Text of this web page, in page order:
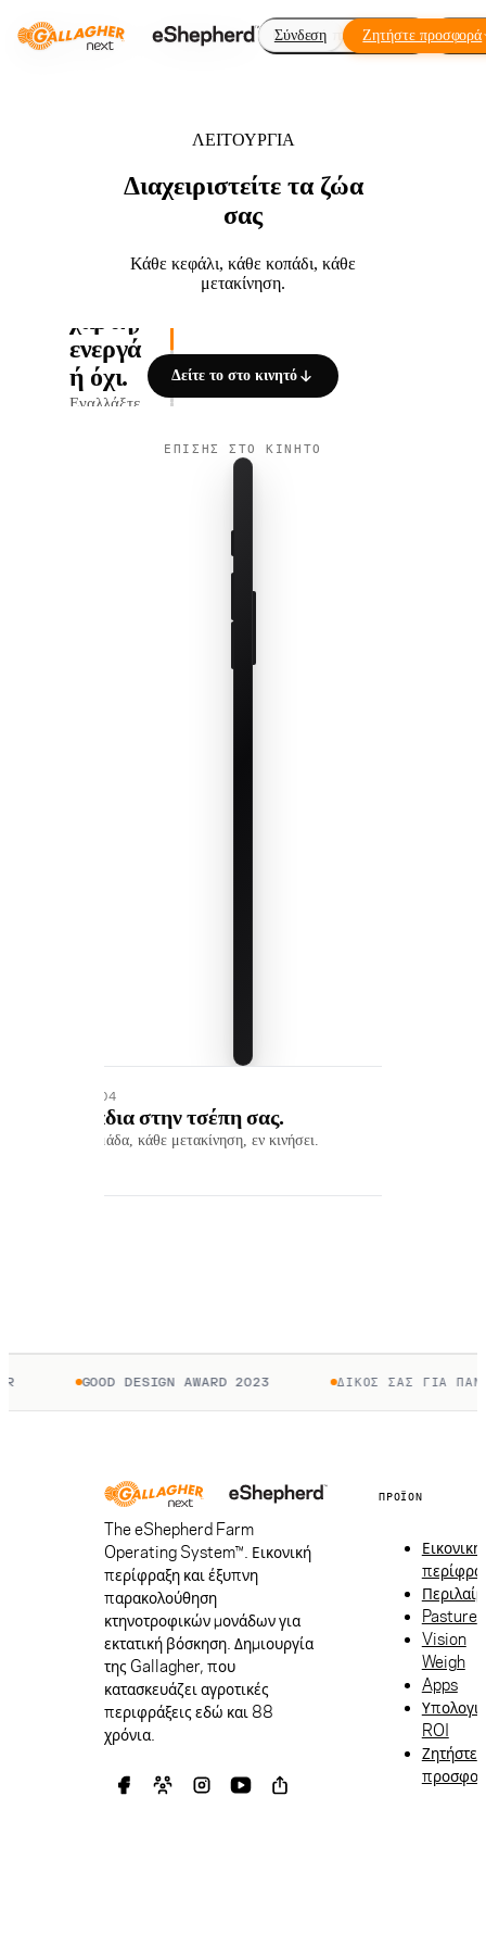
Εικονική περίφραξη
Σύνδεση Ζητήστε προσφορά
ΛΕΙΤΟΥΡΓΙΑ
Διαχειριστείτε τα ζώα
σας
Κάθε κεφάλι, κάθε κοπάδι, κάθε
μετακίνηση.
ενεργά
ή όχι.
Εναλλάξτε
Δείτε το στο κινητό
ΕΠΊΣΗΣ ΣΤΟ ΚΙΝΗΤΌ
01 / 04
Κοπάδια στην τσέπη σας.
Κάθε ομάδα, κάθε μετακίνηση, εν κινήσει.
GOOD DESIGN AWARD 2023 ΔΙΚΌΣ ΣΑΣ ΓΙΑ
The eShepherd Farm
Operating System™. Εικονική
περίφραξη και έξυπνη
παρακολούθηση
κτηνοτροφικών μονάδων για
εκτατική βόσκηση. Δημιουργία
της Gallagher, που
κατασκευάζει αγροτικές
περιφράξεις εδώ και 88
χρόνια.
ΠΡΟΪΌΝ
Εικονική
Pasture
Vision
Weigh
Apps
ROI
Ζητήστε